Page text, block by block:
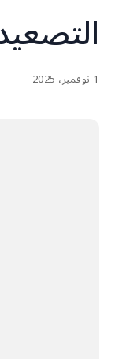
1 نوفمبر، 2025